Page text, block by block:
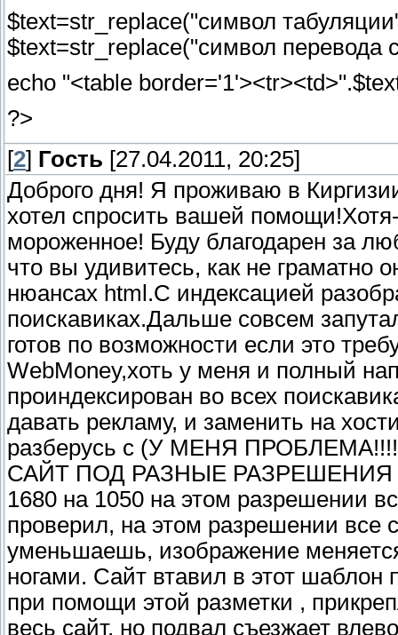
$text=str_replace("символ
$text=str_replace("символ перевода
echo "<table
?>
[2] Гость [27.04.2011, 20:25]
Доброго дня! Я проживаю в
хотел спросить вашей
мороженное! Буду благодарен за
что вы удивитесь, как не граматно
нюансах html.С индексацией
поискавиках.Дальше совсем
готов по возможности если это
WebMoney,хоть у меня и полный
проиндексирован во всех
давать рекламу, и заменить на
разберусь с (У МЕНЯ
САЙТ ПОД РАЗНЫЕ РАЗРЕШЕНИЯ
1680 на 1050 на этом разрешении
проверил, на этом разрешении все
уменьшаешь, изображение
ногами. Сайт втавил в этот
при помощи этой разметки ,
весь сайт, но подвал съезжает